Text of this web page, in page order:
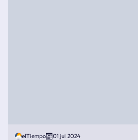
elTiempo 01 jul 2024